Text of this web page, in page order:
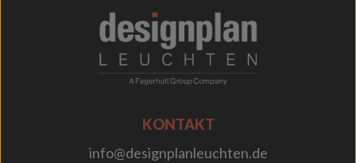
KONTAKT
info@designplanleuchten.de